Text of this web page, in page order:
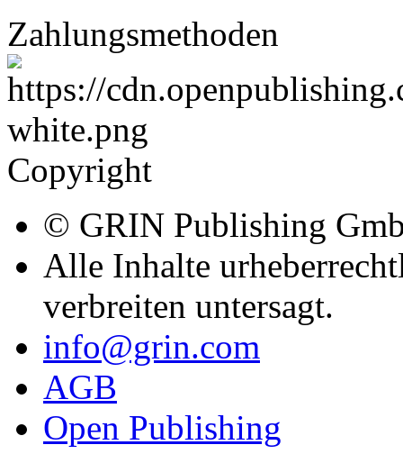
Zahlungsmethoden
Copyright
© GRIN Publishing
Alle Inhalte
verbreiten untersagt.
info@grin.com
AGB
Open Publishing